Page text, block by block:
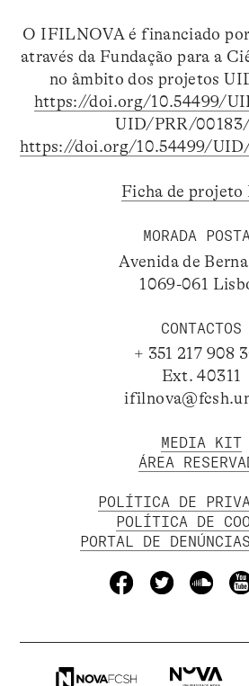
O IFILNOVA é financiado
através da Fundação para a
no âmbito dos projetos
https://doi.org/10.54499/
UID/PRR/
https://doi.org/10.54499/
Ficha de projeto
MORADA
Avenida de
1069-061
CONTACTOS
+ 351 217 908
Ext. 40311
MEDIA KIT
ÁREA
POLÍTICA DE
POLÍTICA DE
PORTAL DE